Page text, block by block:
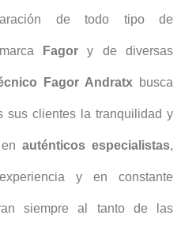
de todo tipo de
Fagor y de diversas
Fagor Andratx busca
sus clientes la tranquilidad y
auténticos especialistas,
y en constante
siempre al tanto de las